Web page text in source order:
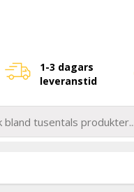
1-3 dagars
leveranstid